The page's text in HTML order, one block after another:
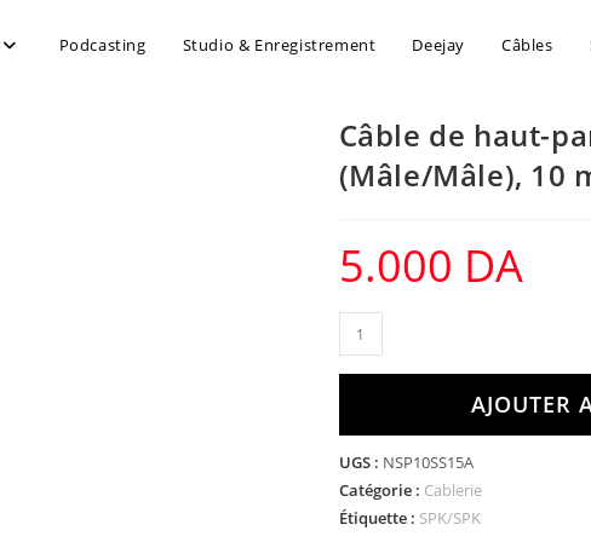
Podcasting Studio & Enregistrement Deejay Câbles
Câble de haut-
(Mâle/Mâle), 10
5.000 DA
AJOUTER
UGS : NSP10SS15A
Catégorie : Cablerie
Étiquette : SPK/SPK